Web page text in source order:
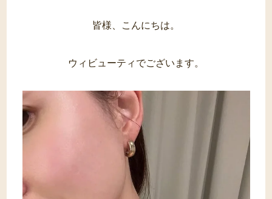
皆様、こんにちは。
ウィビューティでございます。